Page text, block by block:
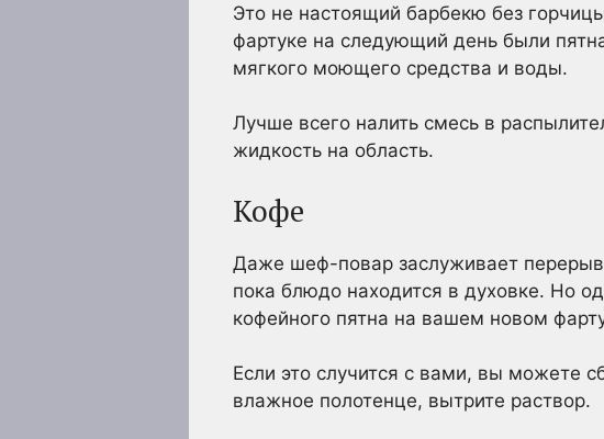
Это не настоящий барбекю без
фартуке на следующий день были
мягкого моющего средства и воды.
Лучше всего налить смесь в
жидкость на область.
Кофе
Даже шеф-повар заслуживает
пока блюдо находится в духовке. Но
кофейного пятна на вашем новом
Если это случится с вами, вы можете
влажное полотенце, вытрите раствор.